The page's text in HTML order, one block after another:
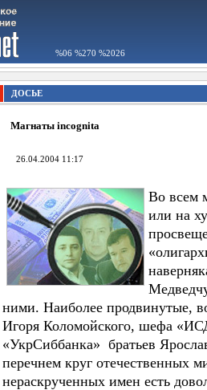
%06 %270 %2026
ДОСЬЕ
Магнаты incognita
26.04.2004 11:17
Во всем
или на
ними. Наиболее продвинутые,
Игоря Коломойского, шефа
«УкрСиббанка» братьев
перечнем круг отечественных
нераскрученных имен есть